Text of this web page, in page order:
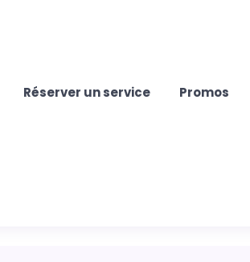
Réserver un service Promos